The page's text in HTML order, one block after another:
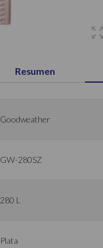
Resumen
Goodweather
GW-280SZ
280 L
Plata